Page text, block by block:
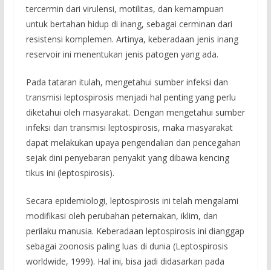
tercermin dari virulensi, motilitas, dan kemampuan
untuk bertahan hidup di inang, sebagai cerminan dari
resistensi komplemen. Artinya, keberadaan jenis inang
reservoir ini menentukan jenis patogen yang ada.
Pada tataran itulah, mengetahui sumber infeksi dan
transmisi leptospirosis menjadi hal penting yang perlu
diketahui oleh masyarakat. Dengan mengetahui sumber
infeksi dan transmisi leptospirosis, maka masyarakat
dapat melakukan upaya pengendalian dan pencegahan
sejak dini penyebaran penyakit yang dibawa kencing
tikus ini (leptospirosis).
Secara epidemiologi, leptospirosis ini telah mengalami
modifikasi oleh perubahan peternakan, iklim, dan
perilaku manusia. Keberadaan leptospirosis ini dianggap
sebagai zoonosis paling luas di dunia (Leptospirosis
worldwide, 1999). Hal ini, bisa jadi didasarkan pada